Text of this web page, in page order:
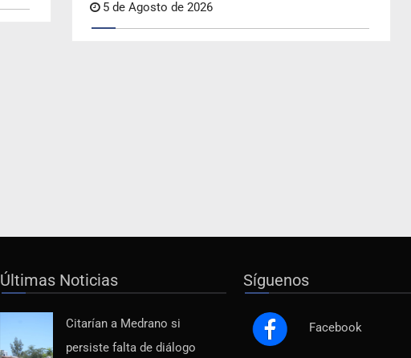
5 de Agosto de 2026
Últimas Noticias
Citarían a Medrano si
persiste falta de diálogo
Síguenos
Facebook